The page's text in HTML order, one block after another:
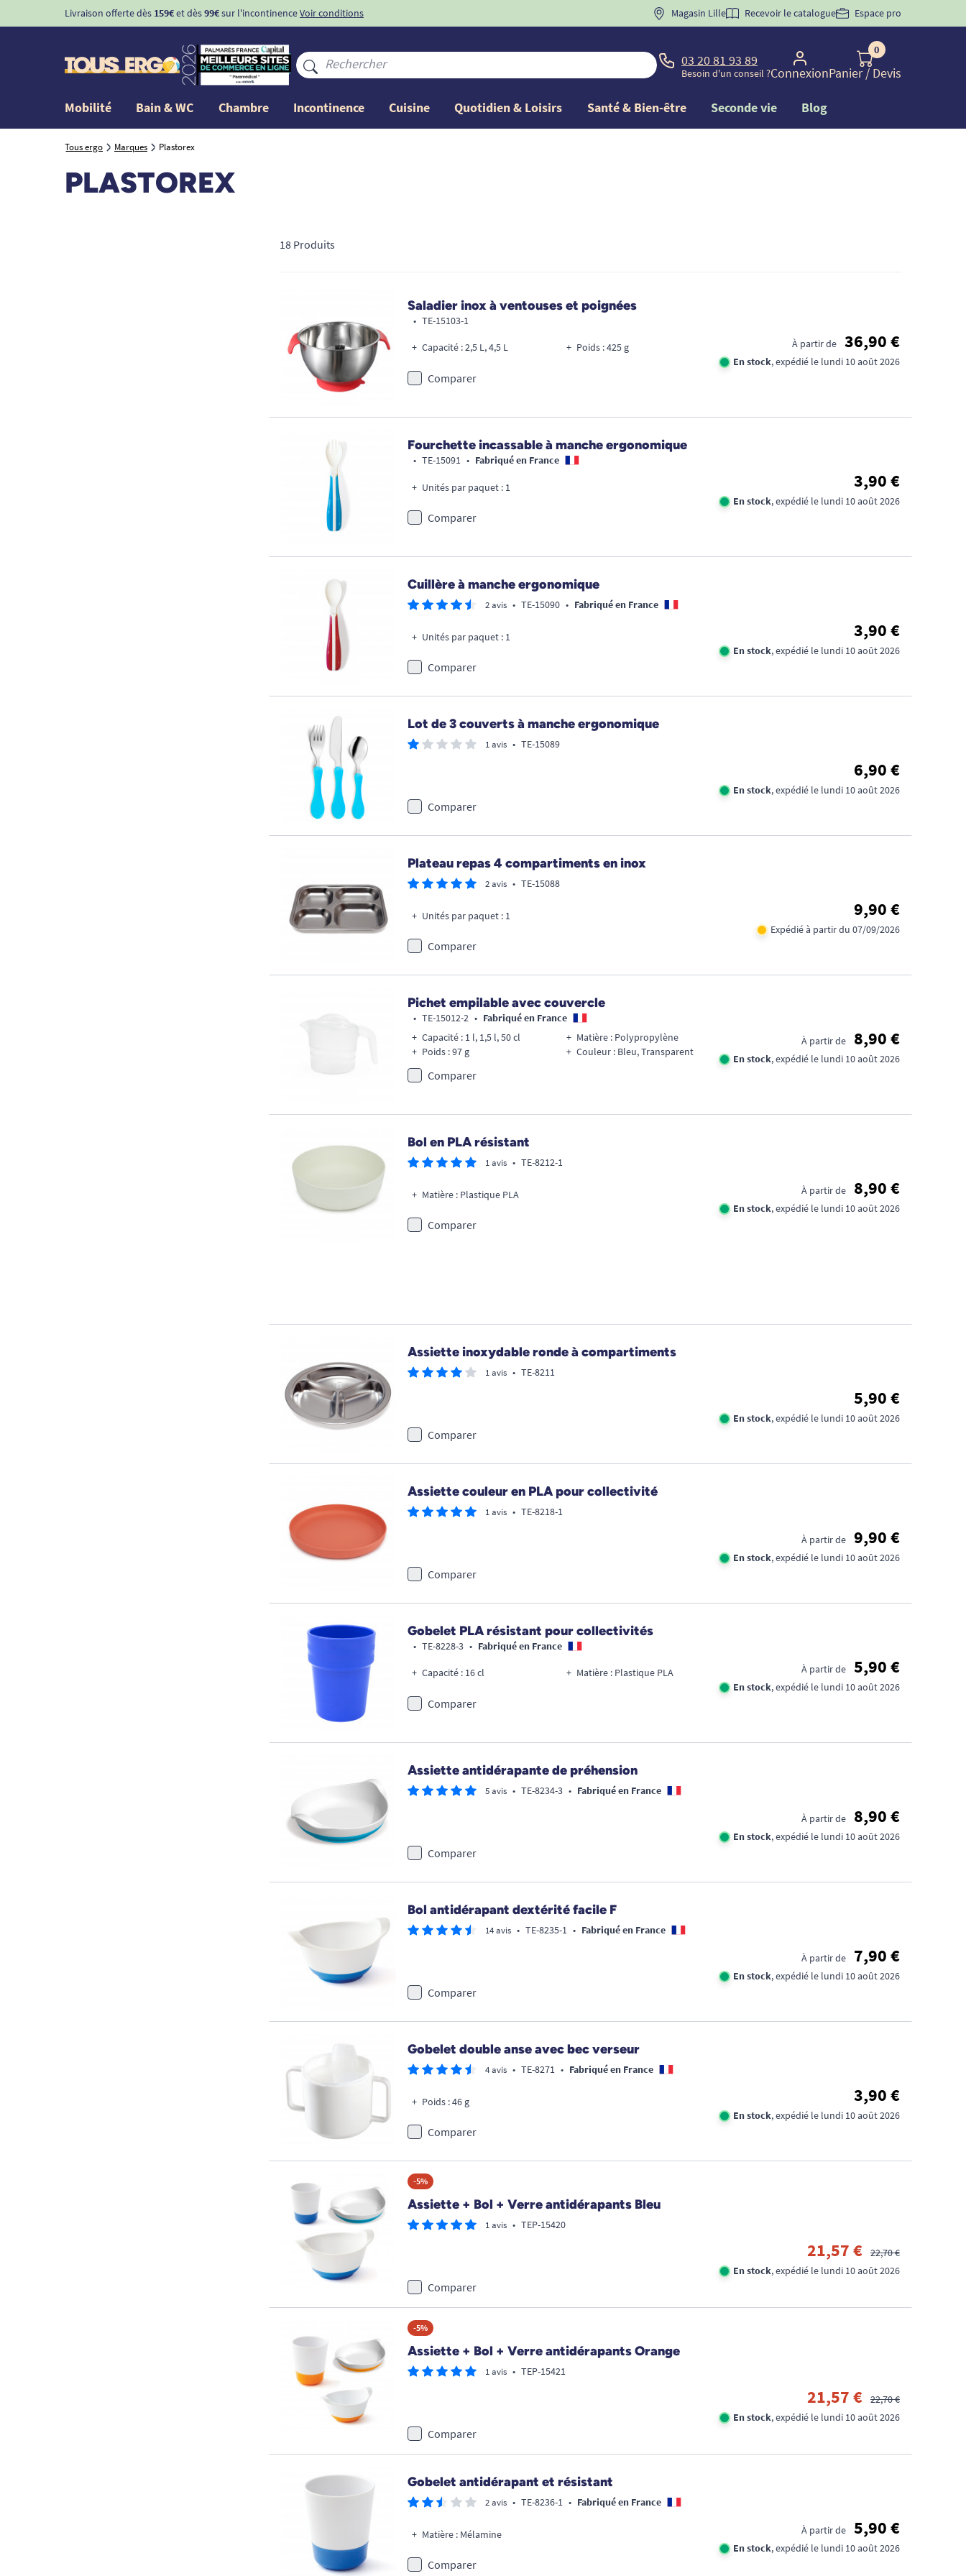
Livraison offerte dès 159€et dès99€sur l'incontinenceVoir conditions BIENVENUE" pourla 1ère commande d'incontinence
Magasin Lille Recevoir le catalogue Espace pro
03 20 81 93 89
Besoin d'un conseil ?Connexion
0
Panier/ Devis
Mobilité Bain & WC Chambre Incontinence Cuisine Quotidien & Loisirs Santé & Bien-être Seconde vie Blog
Tous ergo Marques Plastorex
PLASTOREX
18 Produits
Saladier inox à ventouses et poignées
• TE-15103-1
Capacité : 2,5 L, 4,5 L Poids : 425 g À partir de 36,90 €
En stock, expédié le lundi 10 août 2026
Comparer
Fourchette incassable à manche ergonomique
• TE-15091 • Fabriqué en France
Unités par paquet : 1 3,90 €
En stock, expédié le lundi 10 août 2026
Comparer
Cuillère à manche ergonomique
2 avis • TE-15090 • Fabriqué en France
Unités par paquet : 1 3,90 €
En stock, expédié le lundi 10 août 2026
Comparer
Lot de 3 couverts à manche ergonomique
1 avis • TE-15089
6,90 €
En stock, expédié le lundi 10 août 2026
Comparer
Plateau repas 4 compartiments en inox
2 avis • TE-15088
Unités par paquet : 1 9,90 €
Expédié à partir du 07/09/2026
Comparer
Pichet empilable avec couvercle
• TE-15012-2 • Fabriqué en France
Capacité : 1 l, 1,5 l, 50 cl
Poids : 97 g
Matière : Polypropylène
Couleur : Bleu, Transparent
À partir de 8,90 €
En stock, expédié le lundi 10 août 2026
Comparer
Bol en PLA résistant
1 avis • TE-8212-1
Matière : Plastique PLA À partir de 8,90 €
En stock, expédié le lundi 10 août 2026
Comparer
Assiette inoxydable ronde à compartiments
1 avis • TE-8211
5,90 €
En stock, expédié le lundi 10 août 2026
Comparer
Assiette couleur en PLA pour collectivité
1 avis • TE-8218-1
À partir de 9,90 €
En stock, expédié le lundi 10 août 2026
Comparer
Gobelet PLA résistant pour collectivités
• TE-8228-3 • Fabriqué en France
Capacité : 16 cl Matière : Plastique PLA À partir de 5,90 €
En stock, expédié le lundi 10 août 2026
Comparer
Assiette antidérapante de préhension
5 avis • TE-8234-3 • Fabriqué en France
À partir de 8,90 €
En stock, expédié le lundi 10 août 2026
Comparer
Bol antidérapant dextérité facile F
14 avis • TE-8235-1 • Fabriqué en France
À partir de 7,90 €
En stock, expédié le lundi 10 août 2026
Comparer
Gobelet double anse avec bec verseur
4 avis • TE-8271 • Fabriqué en France
Poids : 46 g 3,90 €
En stock, expédié le lundi 10 août 2026
Comparer
-5%
Assiette + Bol + Verre antidérapants Bleu
1 avis • TEP-15420
21,57 €
22,70 €
En stock, expédié le lundi 10 août 2026
Comparer
-5%
Assiette + Bol + Verre antidérapants Orange
1 avis • TEP-15421
21,57 €
22,70 €
En stock, expédié le lundi 10 août 2026
Comparer
Gobelet antidérapant et résistant
2 avis • TE-8236-1 • Fabriqué en France
Matière : Mélamine À partir de 5,90 €
En stock, expédié le lundi 10 août 2026
Comparer